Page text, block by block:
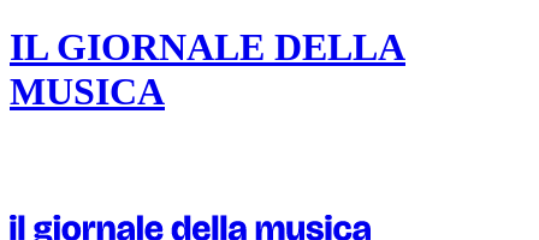
IL GIORNALE DELLA
MUSICA